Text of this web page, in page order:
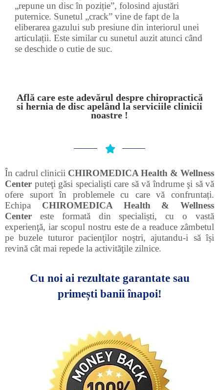
„repune un disc în poziție”, folosind ajustări
puternice. Sunetul „crack” vine de fapt de la
eliberarea gazului sub presiune din interiorul unei
articulații. Este similar cu sunetul auzit atunci când
se deschide o cutie de suc.
Află care este adevărul despre chiropractică
si hernia de disc apelând la serviciile clinicii
noastre !
În cadrul clinicii CHIROMEDICA Health & Wellness
Center puteţi găsi specialişti care să vă îndrume şi să vă
ofere suport în problemele cu care vă confruntați.
Echipa CHIROMEDICA Health & Wellness
Center este formată din specialiști, cu o vastă
experienţă, iar scopul nostru este de a readuce zâmbetul
pe buzele tuturor pacienţilor noştri, ajutandu-i să își
revină cât mai repede la activităţile zilnice.
Cu noi ai rezultate garantate sau
primești banii înapoi!